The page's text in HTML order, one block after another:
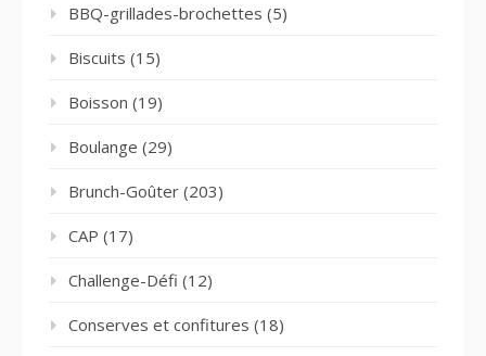
BBQ-grillades-brochettes (5)
Biscuits (15)
Boisson (19)
Boulange (29)
Brunch-Goûter (203)
CAP (17)
Challenge-Défi (12)
Conserves et confitures (18)